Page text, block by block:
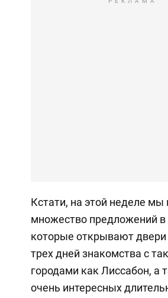
Кстати, на этой неделе
множество предложений в
которые открывают двери
трех дней знакомства с
городами как Лиссабон, а
очень интересных